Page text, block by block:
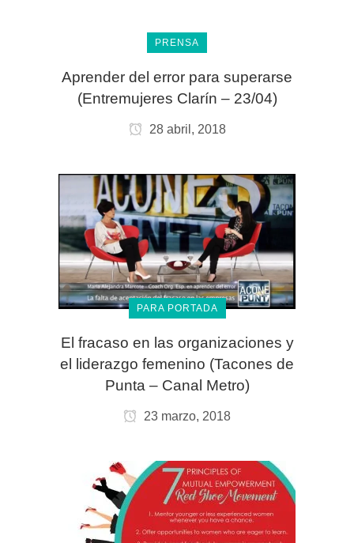
PRENSA
Aprender del error para superarse
(Entremujeres Clarín – 23/04)
28 abril, 2018
PARA PORTADA
El fracaso en las organizaciones y
el liderazgo femenino (Tacones de
Punta – Canal Metro)
23 marzo, 2018